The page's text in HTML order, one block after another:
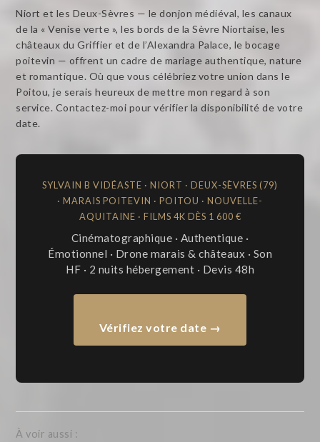
Niort et les Deux-Sèvres — le donjon médiéval, les canaux
de la « Venise verte », les bords de la Sèvre Niortaise, les
châteaux du Griffier et de l’Alexandra Palace, le bocage
poitevin — offrent un cadre de mariage authentique, nature
et romantique. Où que vous célébriez votre union dans le
Poitou, je serais heureux de mettre mon regard à son
service. Contactez-moi pour vérifier la disponibilité de votre
date.
SYLVAIN B VIDÉASTE · NIORT · DEUX-SÈVRES (79)
· MARAIS POITEVIN · POITOU · NOUVELLE-
AQUITAINE · FILMS 4K DÈS 1 600 €
Cinématographique · Authentique ·
Émotionnel · Drone marais & châteaux · Son
HF · 2 nuits hébergement · Devis 48h
Vérifiez votre date →
À voir aussi :